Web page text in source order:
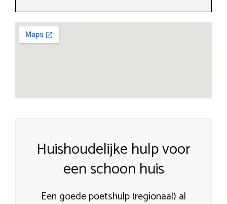
Huishoudelijke hulp voor
een schoon huis
Een goede poetshulp (regionaal) al